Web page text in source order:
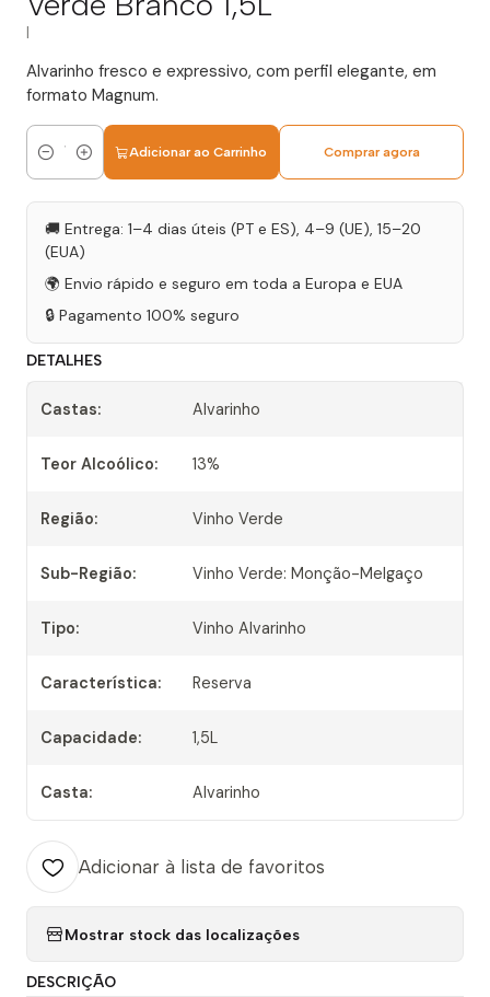
Alvarinho fresco e expressivo, com perfil elegante, em
formato Magnum.
Quantidade
Adicionar ao Carrinho Comprar agora
🚚 Entrega: 1–4 dias úteis (PT e ES), 4–9 (UE), 15–20
(EUA)
🌍 Envio rápido e seguro em toda a Europa e EUA
🔒 Pagamento 100% seguro
DETALHES
Castas: Alvarinho
Teor Alcoólico: 13%
Região: Vinho Verde
Sub-Região: Vinho Verde: Monção-Melgaço
Tipo: Vinho Alvarinho
Característica: Reserva
Capacidade: 1,5L
Casta: Alvarinho
Adicionar à lista de favoritos
Mostrar stock das localizações
DESCRIÇÃO